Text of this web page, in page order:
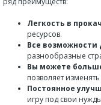
Легкость в
ресурсов.
Все возможности
разнообразные
Вы можете
позволяет
Постоянное
игру под свои